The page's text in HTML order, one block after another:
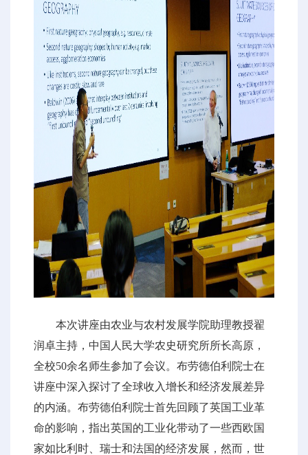
本次讲座由农业与农村发展学院助理教授翟
润卓主持，中国人民大学农史研究所所长高原，
全校50余名师生参加了会议。布劳德伯利院士在
讲座中深入探讨了全球收入增长和经济发展差异
的内涵。布劳德伯利院士首先回顾了英国工业革
命的影响，指出英国的工业化带动了一些西欧国
家如比利时、瑞士和法国的经济发展，然而，世